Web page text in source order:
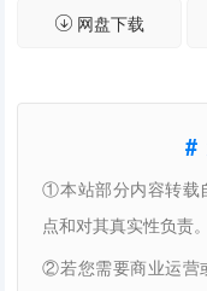
网盘下载
①本站部分内容转载
点和对其真实性负责。
②若您需要商业运营